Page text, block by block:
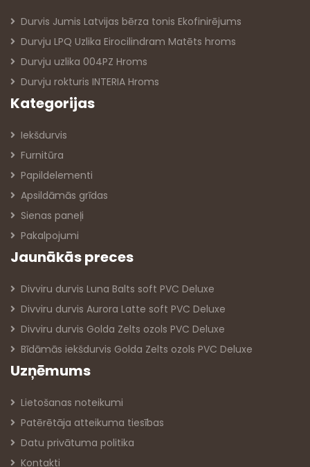
Durvis Jumis Latvijas bērza tonis Ekofinirējums
Durvju LPQ Uzlika Eirocilindram Matēts hroms
Durvju uzlika 004PZ Hroms
Durvju rokturis INTERIA Hroms
Kategorijas
Iekšdurvis
Furnitūra
Papildelementi
Apsildāmās grīdas
Sienas paneļi
Pakalpojumi
Jaunākās preces
Divviru durvis Luna Balts soft PVC Deluxe
Divviru durvis Aurora Latte soft PVC Deluxe
Divviru durvis Golda Zelts ozols PVC Deluxe
Bīdāmās iekšdurvis Golda Zelts ozols PVC Deluxe
Uzņēmums
Lietošanas noteikumi
Patērētāja atteikuma tiesības
Datu privātuma politika
Kontakti